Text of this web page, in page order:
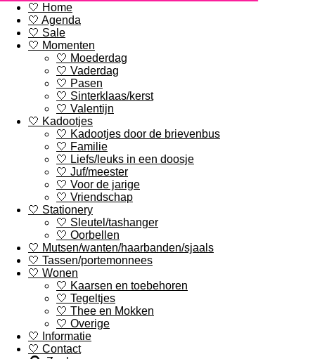
🤍 Home
🤍 Agenda
🤍 Sale
🤍 Momenten
🤍 Moederdag
🤍 Vaderdag
🤍 Pasen
🤍 Sinterklaas/kerst
🤍 Valentijn
🤍 Kadootjes
🤍 Kadootjes door de brievenbus
🤍 Familie
🤍 Liefs/leuks in een doosje
🤍 Juf/meester
🤍 Voor de jarige
🤍 Vriendschap
🤍 Stationery
🤍 Sleutel/tashanger
🤍 Oorbellen
🤍 Mutsen/wanten/haarbanden/sjaals
🤍 Tassen/portemonnees
🤍 Wonen
🤍 Kaarsen en toebehoren
🤍 Tegeltjes
🤍 Thee en Mokken
🤍 Overige
🤍 Informatie
🤍 Contact